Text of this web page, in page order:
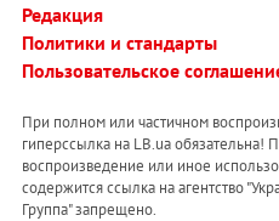
Редакция
Политики и стандарты
Пользовательское
При полном или частичном
гиперссылка на LB.ua обязательна!
воспроизведение или иное
содержится ссылка на агентство
Группа" запрещено.